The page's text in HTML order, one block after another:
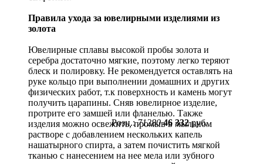
Розн.:71280 46 332руб.
Правила ухода за ювелирными изделиями из
золота
Ювелирные сплавы высокой пробы золота и
серебра достаточно мягкие, поэтому легко теряют
блеск и полировку. Не рекомендуется оставлять на
руке кольцо при выполнении домашних и других
физических работ, т.к поверхность и камень могут
получить царапины. Сняв ювелирное изделие,
протрите его замшей или фланелью. Также
изделия можно освежить, промыв в мыльном
растворе с добавлением нескольких капель
нашатырного спирта, а затем почистить мягкой
тканью с нанесением на нее мела или зубного